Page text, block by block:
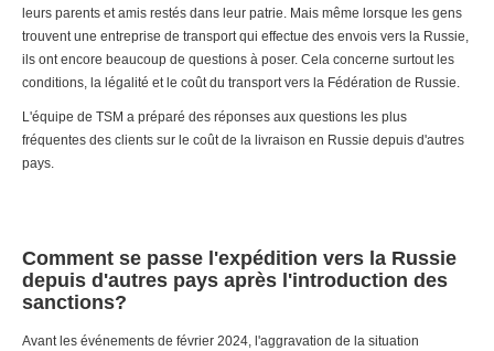
leurs parents et amis restés dans leur patrie. Mais même lorsque les gens
trouvent une entreprise de transport qui effectue des envois vers la Russie,
ils ont encore beaucoup de questions à poser. Cela concerne surtout les
conditions, la légalité et le coût du transport vers la Fédération de Russie.
L'équipe de TSM a préparé des réponses aux questions les plus
fréquentes des clients sur le coût de la livraison en Russie depuis d'autres
pays.
Comment se passe l'expédition vers la Russie
depuis d'autres pays après l'introduction des
sanctions?
Avant les événements de février 2024, l'aggravation de la situation